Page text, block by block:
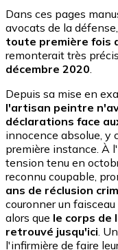
Dans ces pages
avocats de la défense,
toute première fois
remonterait très
décembre 2020
Depuis sa mise en
l'artisan peintre
déclarations face
innocence absolue, y
première instance. À
tension tenu en
reconnu coupable,
ans de réclusion
couronner un
alors que le corps de
retrouvé jusqu'ici .
l'infirmière de faire